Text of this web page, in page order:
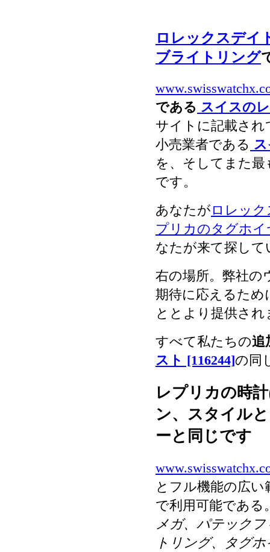
ロレックスデイ
ブライトリング
である スイスの
サイトに記載さ
小売業者である
を、そしてまた
です。
あなたが ロレッ
プリカのタグホイ
なたが来て探して
右の場所。弊社
期待に応えるため
ととより提供され
すべて私たちの追
スト [116244]の同
レプリカの時
ン、スタイル
ーと同じです
とフル機能の広
で利用可能である
メガ、パテック
トリング、タグ